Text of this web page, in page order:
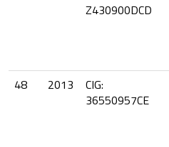
Z430900DCD
48
2013
CIG:
36550957CE